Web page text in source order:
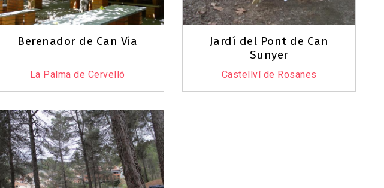
Berenador de Can Via
La Palma de Cervelló
Jardí del Pont de Can
Sunyer
Castellví de Rosanes